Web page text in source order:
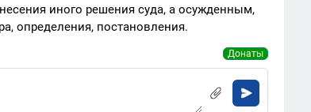
иного решения суда, а осужденным,
определения, постановления.
Донаты